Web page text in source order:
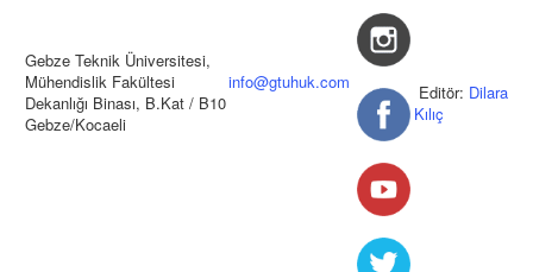
Gebze Teknik Üniversitesi,
Mühendislik Fakültesi
Dekanlığı Binası, B.Kat / B10
Gebze/Kocaeli
info@gtuhuk.com Editör: Dilara
Kılıç